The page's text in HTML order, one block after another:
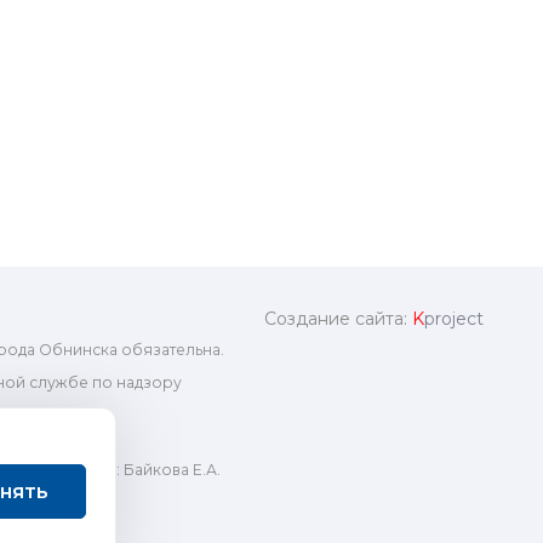
Обнинска обязательна.
службе по надзору
редактор: Байкова Е.А.
Создание сайта: Kproject